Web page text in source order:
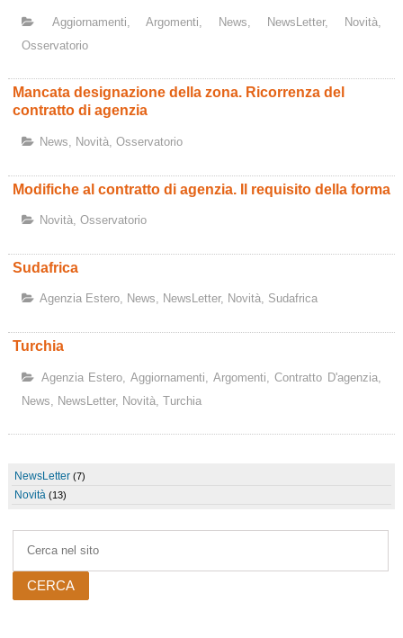
Aggiornamenti, Argomenti, News, NewsLetter, Novità,
Osservatorio
Mancata designazione della zona. Ricorrenza del
contratto di agenzia
News, Novità, Osservatorio
Modifiche al contratto di agenzia. Il requisito della forma
Novità, Osservatorio
Sudafrica
Agenzia Estero, News, NewsLetter, Novità, Sudafrica
Turchia
Agenzia Estero ,Aggiornamenti Argomenti ,Contratto D'agenzia
News
NewsLetter, Novità, Turchia
NewsLetter (7)
Novità (13)